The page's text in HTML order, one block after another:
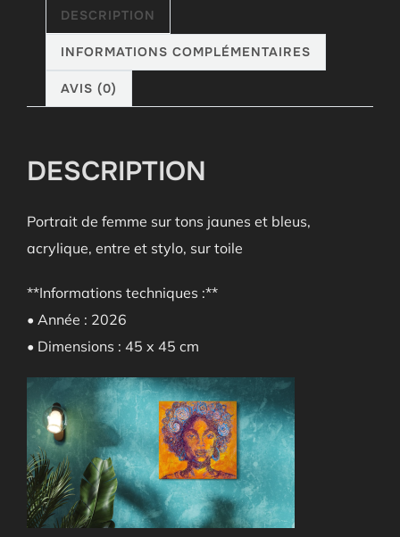
DESCRIPTION
INFORMATIONS COMPLÉMENTAIRES
AVIS (0)
DESCRIPTION
Portrait de femme sur tons jaunes et bleus,
acrylique, entre et stylo, sur toile
**Informations techniques :**
• Année : 2026
• Dimensions : 45 x 45 cm